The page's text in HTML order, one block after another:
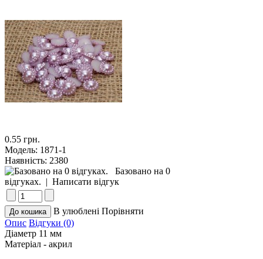
0.55 грн.
Модель: 1871-1
Наявність: 2380
Базовано на 0
відгуках. | Написати відгук
В улюблені Порівняти
Опис Відгуки (0)
Діаметр 11 мм
Матеріал - акрил